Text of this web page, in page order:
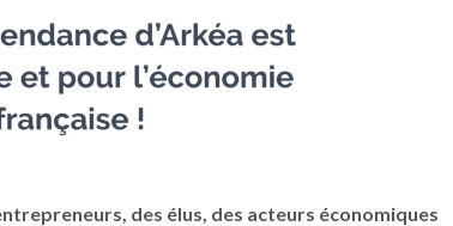
des élus, des acteurs économiques